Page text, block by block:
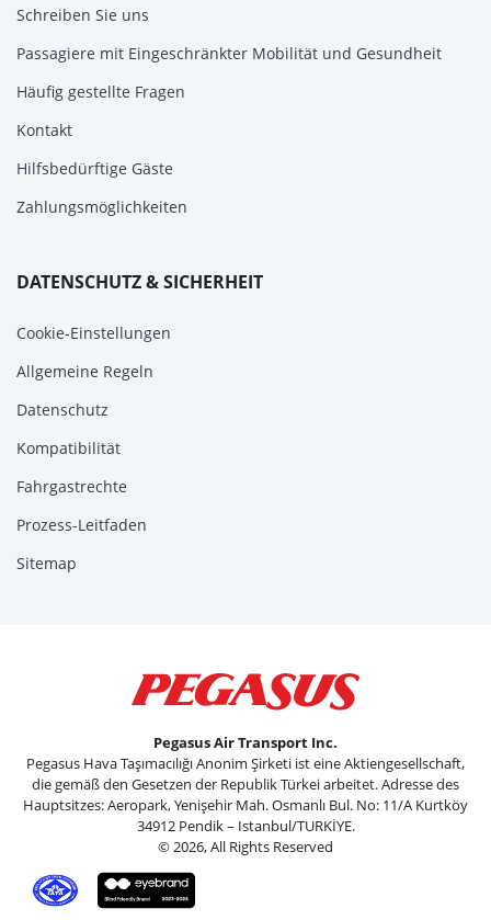
Schreiben Sie uns
Passagiere mit Eingeschränkter Mobilität und Gesundheit
Häufig gestellte Fragen
Kontakt
Hilfsbedürftige Gäste
Zahlungsmöglichkeiten
DATENSCHUTZ & SICHERHEIT
Cookie-Einstellungen
Allgemeine Regeln
Datenschutz
Kompatibilität
Fahrgastrechte
Prozess-Leitfaden
Sitemap
Pegasus Air Transport Inc.
Pegasus Hava Taşımacılığı Anonim Şirketi ist eine Aktiengesellschaft,
die gemäß den Gesetzen der Republik Türkei arbeitet. Adresse des
Hauptsitzes: Aeropark, Yenişehir Mah. Osmanlı Bul. No: 11/A Kurtköy
34912 Pendik – Istanbul/TURKİYE.
© 2026, All Rights Reserved